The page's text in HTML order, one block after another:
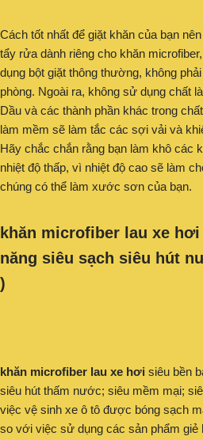
Cách tốt nhất để giặt khăn của bạn
tẩy rửa dành riêng cho khăn
dụng bột giặt thông thường, không
phòng. Ngoài ra, không sử dụng chất
Dầu và các thành phần khác trong
làm mềm sẽ làm tắc các sợi vải và
Hãy chắc chắn rằng bạn làm khô các
nhiệt độ thấp, vì nhiệt độ cao sẽ làm
chúng có thể làm xước sơn của bạn.
khăn microfiber lau xe
năng siêu sạch siêu hút
)
khăn microfiber lau xe hơi siêu bền
siêu hút thấm nước; siêu mềm mại;
việc vệ sinh xe ô tô được bóng sạch
so với việc sử dụng các sản phẩm giẻ